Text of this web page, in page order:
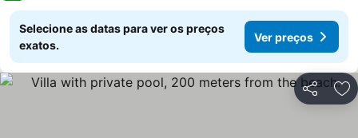
Selecione as datas para ver os preços
exatos.
Ver preços
Partilhar